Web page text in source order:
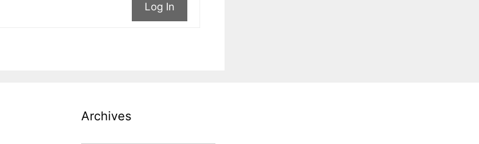
Log In
Archives